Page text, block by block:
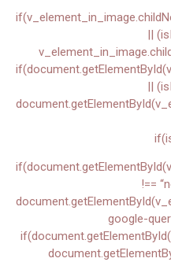
||
||
!==
google-